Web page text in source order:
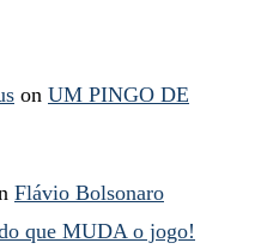
on UM PINGO DE
Flávio Bolsonaro
que MUDA o jogo!